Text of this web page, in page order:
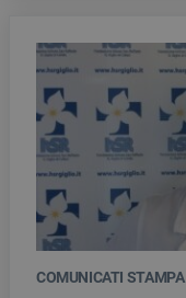
COMUNICATI STAMPA